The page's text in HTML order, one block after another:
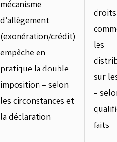
mécanisme
d’allègement
(exonération/crédit)
empêche en
pratique la double
imposition – selon
les circonstances et
la déclaration
les
sur
–
faits